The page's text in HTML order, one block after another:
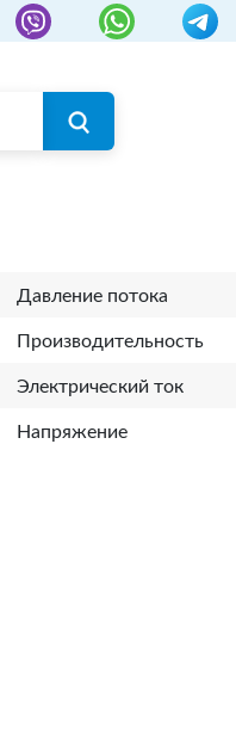
Давление потока
Производительность
Электрический ток
Напряжение